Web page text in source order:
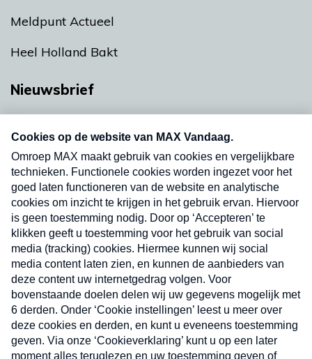
Meldpunt Actueel
Heel Holland Bakt
Nieuwsbrief
nieuwsbrief. Elke vrijdag- en dinsdagochtend in
uw mailbox.
Verzend
Nieuwsbrief
Neem hier een gratis abonnement op onze